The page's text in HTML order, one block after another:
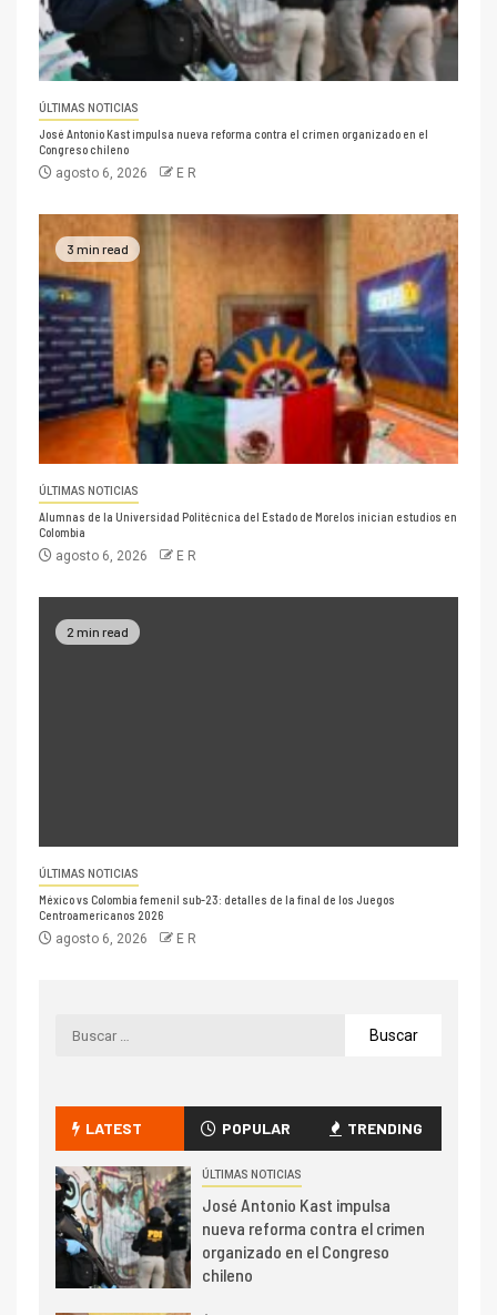
ÚLTIMAS NOTICIAS
José Antonio Kast impulsa nueva reforma contra el crimen organizado en el
Congreso chileno
agosto 6, 2026 E R
3 min read
ÚLTIMAS NOTICIAS
Alumnas de la Universidad Politécnica del Estado de Morelos inician estudios en
Colombia
agosto 6, 2026 E R
2 min read
ÚLTIMAS NOTICIAS
México vs Colombia femenil sub-23: detalles de la final de los Juegos
Centroamericanos 2026
agosto 6, 2026 E R
LATEST POPULAR TRENDING
ÚLTIMAS NOTICIAS
José Antonio Kast impulsa
nueva reforma contra el crimen
organizado en el Congreso
chileno